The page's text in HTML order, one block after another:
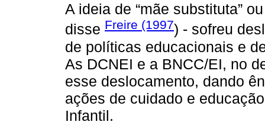
A ideia de “mãe substituta”
disse Freire (1997) - sofreu
de políticas educacionais e
As DCNEI e a BNCC/EI, no
esse deslocamento, dando
ações de cuidado e
Infantil.